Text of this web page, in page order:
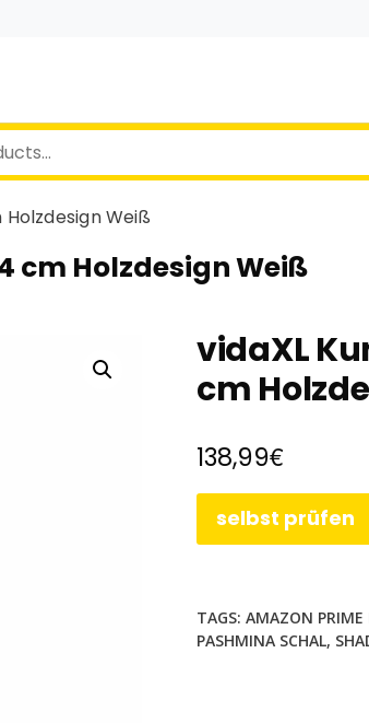
Weiß
cm Holzdesign Weiß
vidaXL
cm
138,99€
selbst prüfen
TAGS: AMAZON PRIME
PASHMINA SCHAL,